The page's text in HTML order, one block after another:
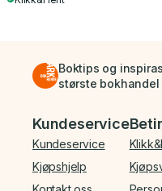
Boktips og
største bokhandel
Bunnmeny
Kundeservice
Kundeservice
Kjøpshjelp